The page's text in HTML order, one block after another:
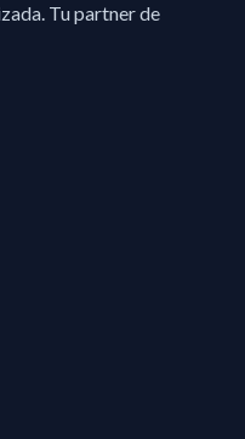
Tu partner de